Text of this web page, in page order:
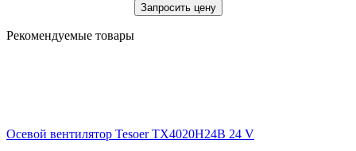
Запросить цену
Рекомендуемые товары
Осевой вентилятор Tesoer TX4020H24B 24 V